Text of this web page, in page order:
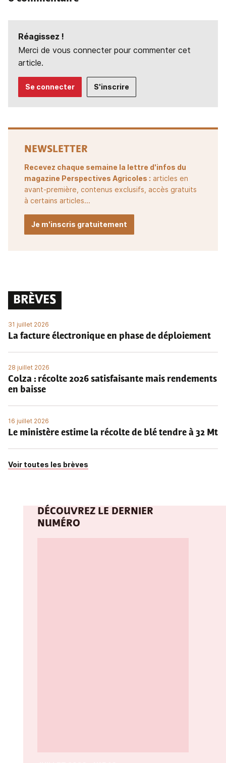
Réagissez !
Merci de vous connecter pour commenter cet
article.
Se connecter S'inscrire
NEWSLETTER
Recevez chaque semaine la lettre d'infos du
magazine Perspectives Agricoles : articles en
avant-première, contenus exclusifs, accès gratuits
à certains articles...
Je m'inscris gratuitement
BRÈVES
31 juillet 2026
La facture électronique en phase de déploiement
28 juillet 2026
Colza : récolte 2026 satisfaisante mais rendements
en baisse
16 juillet 2026
Le ministère estime la récolte de blé tendre à 32 Mt
Voir toutes les brèves
DÉCOUVREZ LE DERNIER
NUMÉRO